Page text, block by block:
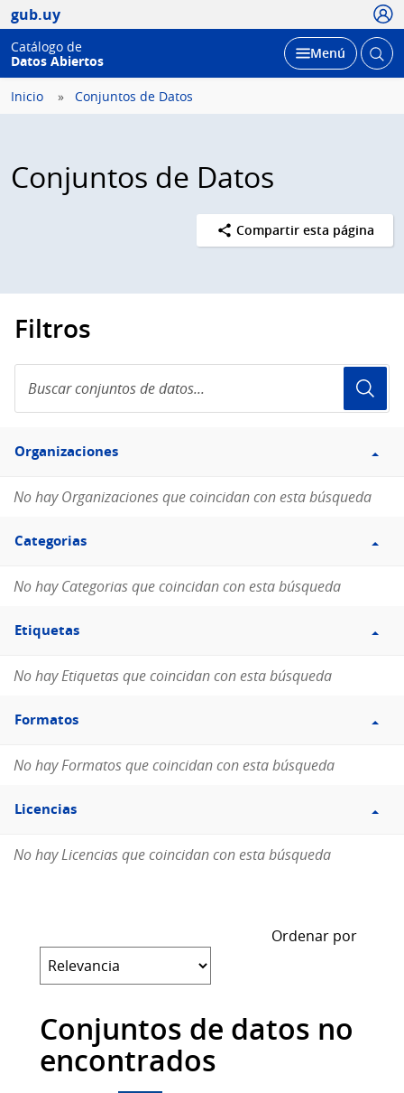
gub.uy
Catálogo de
Datos Abiertos
Desplegar
Menú Abrir
Inicio Conjuntos de Datos
Conjuntos de Datos
Compartir esta página
Filtros
conjuntos
de
Filtro
Organizaciones
Organizaciones
No hay Organizaciones que coincidan con esta búsqueda
Filtro
Categorias
Categorias
No hay Categorias que coincidan con esta búsqueda
Filtro
Etiquetas
Etiquetas
No hay Etiquetas que coincidan con esta búsqueda
Filtro
Formatos
Formatos
No hay Formatos que coincidan con esta búsqueda
Filtro
Licencias
Licencias
No hay Licencias que coincidan con esta búsqueda
Ordenar por
Conjuntos de datos no
encontrados